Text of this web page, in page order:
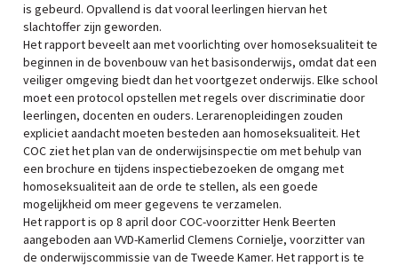
is gebeurd. Opvallend is dat vooral leerlingen hiervan het
slachtoffer zijn geworden.
Het rapport beveelt aan met voorlichting over homoseksualiteit te
beginnen in de bovenbouw van het basisonderwijs, omdat dat een
veiliger omgeving biedt dan het voortgezet onderwijs. Elke school
moet een protocol opstellen met regels over discriminatie door
leerlingen, docenten en ouders. Lerarenopleidingen zouden
expliciet aandacht moeten besteden aan homoseksualiteit. Het
COC ziet het plan van de onderwijsinspectie om met behulp van
een brochure en tijdens inspectiebezoeken de omgang met
homoseksualiteit aan de orde te stellen, als een goede
mogelijkheid om meer gegevens te verzamelen.
Het rapport is op 8 april door COC-voorzitter Henk Beerten
aangeboden aan VVD-Kamerlid Clemens Cornielje, voorzitter van
de onderwijscommissie van de Tweede Kamer. Het rapport is te